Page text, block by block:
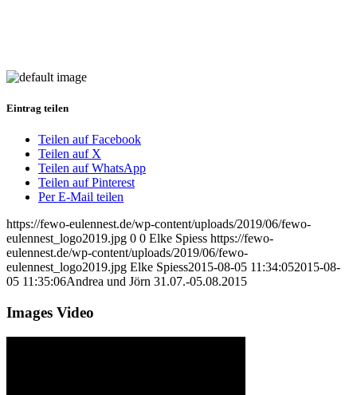
Eintrag teilen
Teilen auf Facebook
Teilen auf X
Teilen auf WhatsApp
Teilen auf Pinterest
Per E-Mail teilen
https://fewo-eulennest.de/wp-content/uploads/2019/06/fewo-
eulennest_logo2019.jpg 0 0 Elke Spiess https://fewo-
eulennest.de/wp-content/uploads/2019/06/fewo-
eulennest_logo2019.jpg Elke Spiess2015-08-05 11:34:052015-08-
05 11:35:06Andrea und Jörn 31.07.-05.08.2015
Images Video